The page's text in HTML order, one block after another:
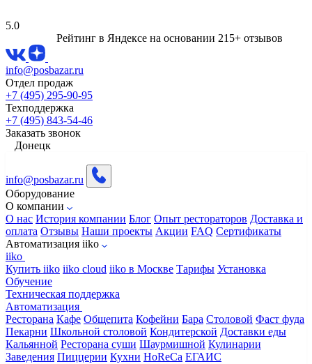
5.0
Рейтинг в Яндексе на основании 215+ отзывов
info@posbazar.ru
Отдел продаж
+7 (495) 295-90-95
Техподдержка
+7 (495) 843-54-46
Заказать звонок
Донецк
info@posbazar.ru
Оборудование
О компании
О нас История компании Блог Опыт рестораторов Доставка и
оплата Отзывы Наши проекты Акции FAQ Сертификаты
Автоматизация iiko
iiko
Купить iiko iiko cloud iiko в Москве Тарифы Установка
Обучение
Техническая поддержка
Автоматизация
Ресторана Кафе Общепита Кофейни Бара Столовой Фаст фуда
Пекарни Школьной столовой Кондитерской Доставки еды
Кальянной Ресторана суши Шаурмишной Кулинарии
Заведения Пиццерии Кухни HoReCa ЕГАИС